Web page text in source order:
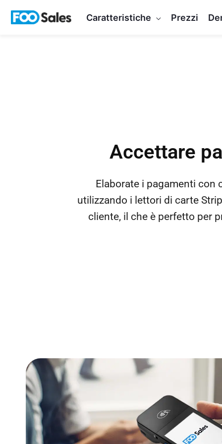
Caratteristiche Prezzi
Accettare
Elaborate i pagamenti con
utilizzando i lettori di carte
cliente, il che è perfetto per